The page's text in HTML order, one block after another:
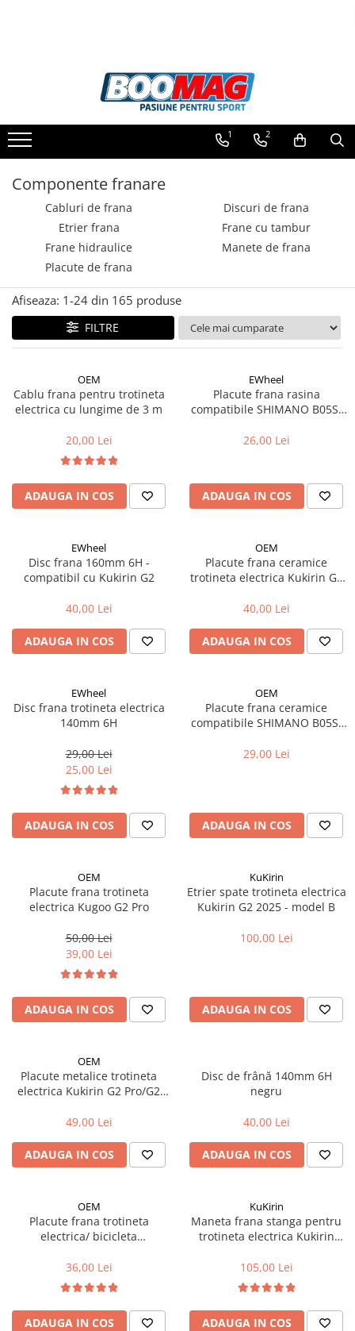
Biciclete copii
Biciclete mountain bike (MTB)
Biciclete electrice
Biciclete de oras
Biciclete pliabile
Biciclete de trekking
Biciclete Cursiere, Cyclocross
si Gravel
Accesorii biciclete
Scaun bicicleta copii
Chei si scule bicicleta
Portbagaj bicicleta
Antifurt bicicleta
Cosuri bicicleta
Produse intretinere bicicleta
Accesorii biciclete copii
Bidoane si suporti bicicleta
Suport telefon bicicleta
Cricuri bicicleta
Aparatori noroi bicicleta
Lumini bicicleta
Computer bicicleta
Piese biciclete
Camera bicicleta
Pinioane
Urechi cadru bicicleta
Mansoane si ghidolina
Ghidoane bicicleta
Pipe ghidon
Cuvete bicicleta
Furci bicicleta
Cabluri si camasi
Frana bicicleta
Placute frana bicicleta
Saboti frana bicicleta
Adaptoare frana bicicleta
Frane pe janta
Accesorii frane bicicleta
Roti bicicleta
1 2
Componente franare
Cabluri de frana
Discuri de frana
Etrier frana
Frane cu tambur
Frane hidraulice
Manete de frana
Placute de frana
Afiseaza: 1-24 din 165 produse
FILTRE
OEM
Cablu frana pentru trotineta
electrica cu lungime de 3 m
20,00 Lei
ADAUGA IN COS
EWheel
Placute frana rasina
compatibile SHIMANO B05S-
2025)
26,00 Lei
ADAUGA IN COS
EWheel
Disc frana 160mm 6H -
compatibil cu Kukirin G2
40,00 Lei
ADAUGA IN COS
OEM
Placute frana ceramice
trotineta electrica Kukirin G2
40,00 Lei
ADAUGA IN COS
EWheel
Disc frana trotineta electrica
140mm 6H
29,00 Lei
25,00 Lei
ADAUGA IN COS
OEM
Placute frana ceramice
compatibile SHIMANO B05S-
(2025)
29,00 Lei
ADAUGA IN COS
OEM
Placute frana trotineta
electrica Kugoo G2 Pro
50,00 Lei
39,00 Lei
ADAUGA IN COS
KuKirin
Etrier spate trotineta electrica
Kukirin G2 2025 - model B
100,00 Lei
ADAUGA IN COS
OEM
Placute metalice trotineta
electrica Kukirin G2 Pro/G2
49,00 Lei
ADAUGA IN COS
Disc de frână 140mm 6H
negru
40,00 Lei
ADAUGA IN COS
OEM
Placute frana trotineta
electrica/ bicicleta
M985
36,00 Lei
ADAUGA IN COS
KuKirin
Maneta frana stanga pentru
trotineta electrica Kukirin
105,00 Lei
ADAUGA IN COS